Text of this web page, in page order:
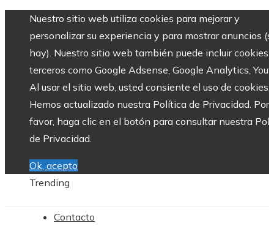
Nuestro sitio web utiliza cookies para mejorar y
personalizar su experiencia y para mostrar anuncios
hay). Nuestro sitio web también puede incluir cookies
terceros como Google Adsense, Google Analytics,
Al usar el sitio web, usted consiente el uso de cookies.
Hemos actualizado nuestra Política de Privacidad. Por
favor, haga clic en el botón para consultar nuestra
de Privacidad.
Ok, acepto
Trending
Contacto